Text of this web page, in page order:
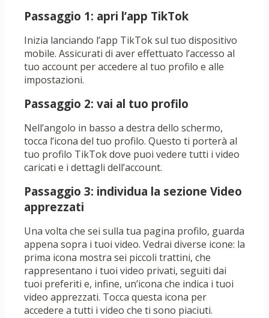
Passaggio 1: apri l’app TikTok
Inizia lanciando l’app TikTok sul tuo dispositivo
mobile. Assicurati di aver effettuato l’accesso al
tuo account per accedere al tuo profilo e alle
impostazioni.
Passaggio 2: vai al tuo profilo
Nell’angolo in basso a destra dello schermo,
tocca l’icona del tuo profilo. Questo ti porterà al
tuo profilo TikTok dove puoi vedere tutti i video
caricati e i dettagli dell’account.
Passaggio 3: individua la sezione Video
apprezzati
Una volta che sei sulla tua pagina profilo, guarda
appena sopra i tuoi video. Vedrai diverse icone: la
prima icona mostra sei piccoli trattini, che
rappresentano i tuoi video privati, seguiti dai
tuoi preferiti e, infine, un’icona che indica i tuoi
video apprezzati. Tocca questa icona per
accedere a tutti i video che ti sono piaciuti.